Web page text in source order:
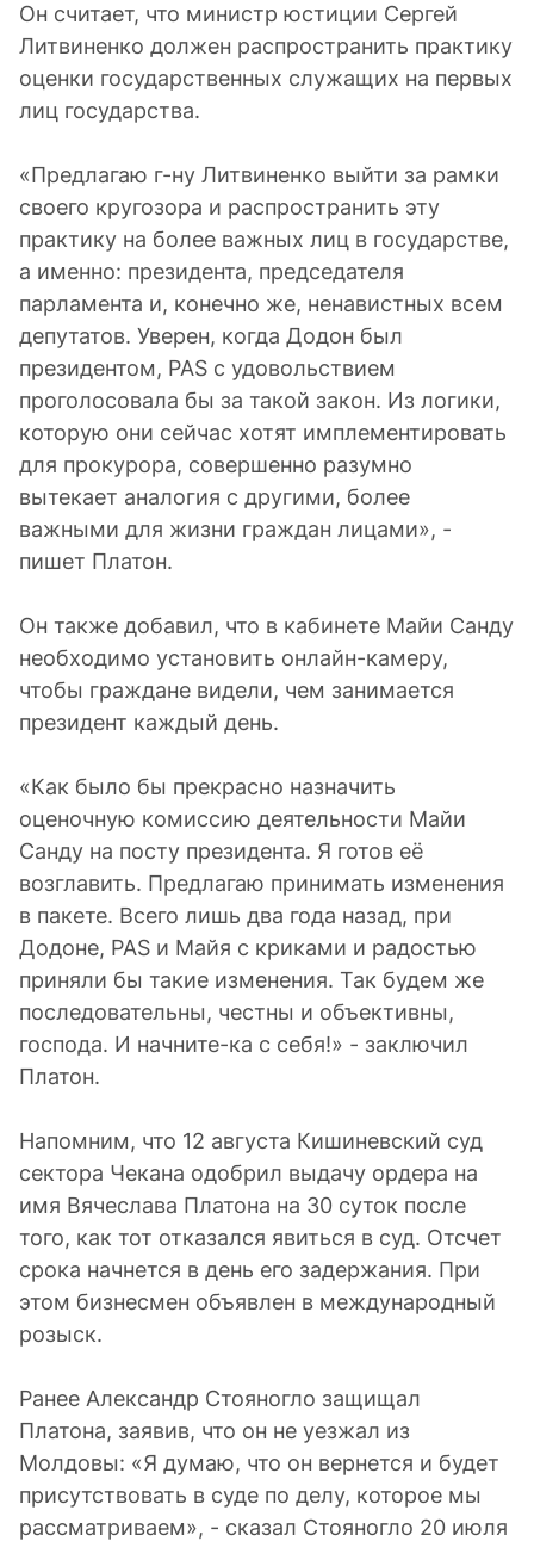
Он считает, что министр юстиции Сергей
Литвиненко должен распространить практику
оценки государственных служащих на первых
лиц государства.
«Предлагаю г-ну Литвиненко выйти за рамки
своего кругозора и распространить эту
практику на более важных лиц в государстве,
а именно: президента, председателя
парламента и, конечно же, ненавистных всем
депутатов. Уверен, когда Додон был
президентом, PAS с удовольствием
проголосовала бы за такой закон. Из логики,
которую они сейчас хотят имплементировать
для прокурора, совершенно разумно
вытекает аналогия с другими, более
важными для жизни граждан лицами», -
пишет Платон.
Он также добавил, что в кабинете Майи Санду
необходимо установить онлайн-камеру,
чтобы граждане видели, чем занимается
президент каждый день.
«Как было бы прекрасно назначить
оценочную комиссию деятельности Майи
Санду на посту президента. Я готов её
возглавить. Предлагаю принимать изменения
в пакете. Всего лишь два года назад, при
Додоне, PAS и Майя с криками и радостью
приняли бы такие изменения. Так будем же
последовательны, честны и объективны,
господа. И начните-ка с себя!» - заключил
Платон.
Напомним, что 12 августа Кишиневский суд
сектора Чекана одобрил выдачу ордера на
имя Вячеслава Платона на 30 суток после
того, как тот отказался явиться в суд. Отсчет
срока начнется в день его задержания. При
этом бизнесмен объявлен в международный
розыск.
Ранее Александр Стояногло защищал
Платона, заявив, что он не уезжал из
Молдовы: «Я думаю, что он вернется и будет
присутствовать в суде по делу, которое мы
рассматриваем», - сказал Стояногло 20 июля